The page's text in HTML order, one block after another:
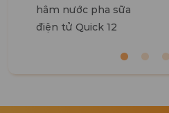
hâm nước pha sữa
điện tử Quick 12